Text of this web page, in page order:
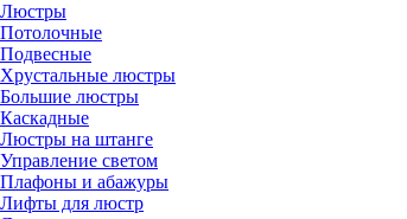
Люстры
Потолочные
Подвесные
Хрустальные люстры
Большие люстры
Каскадные
Люстры на штанге
Управление светом
Плафоны и абажуры
Лифты для люстр